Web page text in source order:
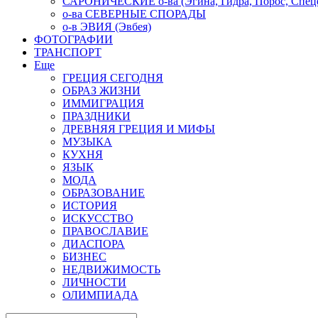
о-ва СЕВЕРНЫЕ СПОРАДЫ
о-в ЭВИЯ (Эвбея)
ФОТОГРАФИИ
ТРАНСПОРТ
Еще
ГРЕЦИЯ СЕГОДНЯ
ОБРАЗ ЖИЗНИ
ИММИГРАЦИЯ
ПРАЗДНИКИ
ДРЕВНЯЯ ГРЕЦИЯ И МИФЫ
МУЗЫКА
КУХНЯ
ЯЗЫК
МОДА
ОБРАЗОВАНИЕ
ИСТОРИЯ
ИСКУССТВО
ПРАВОСЛАВИЕ
ДИАСПОРА
БИЗНЕС
НЕДВИЖИМОСТЬ
ЛИЧНОСТИ
ОЛИМПИАДА